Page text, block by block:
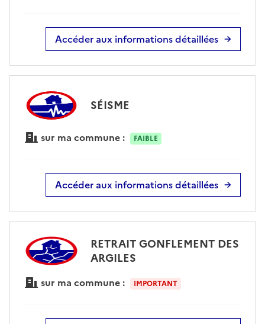
Accéder aux informations détaillées
SÉISME
sur ma commune : FAIBLE
Accéder aux informations détaillées
RETRAIT GONFLEMENT DES
ARGILES
sur ma commune : IMPORTANT